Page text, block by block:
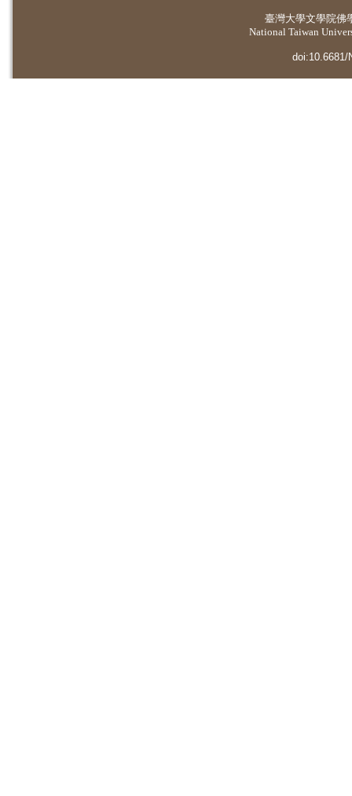
臺灣大學文學院佛
National Taiwan
doi:10.6681/